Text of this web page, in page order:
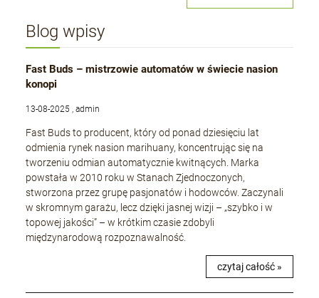
Blog wpisy
Fast Buds – mistrzowie automatów w świecie nasion
konopi
13-08-2025 , admin
Fast Buds to producent, który od ponad dziesięciu lat
odmienia rynek nasion marihuany, koncentrując się na
tworzeniu odmian automatycznie kwitnących. Marka
powstała w 2010 roku w Stanach Zjednoczonych,
stworzona przez grupę pasjonatów i hodowców. Zaczynali
w skromnym garażu, lecz dzięki jasnej wizji – „szybko i w
topowej jakości” – w krótkim czasie zdobyli
międzynarodową rozpoznawalność.
czytaj całość »